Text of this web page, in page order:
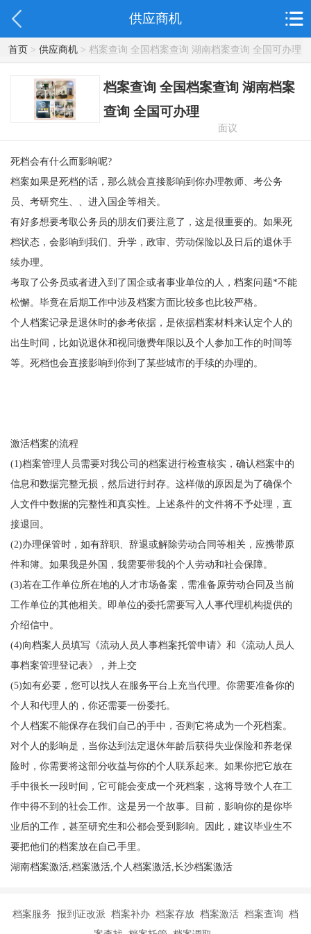
供应商机
首页> 供应商机> 档案查询 全国档案查询 湖南档案查询 全国可办理
档案查询 全国档案查询 湖南档案
查询 全国可办理
面议
死档会有什么而影响呢?
档案如果是死档的话，那么就会直接影响到你办理教师、考公务
员、考研究生、、进入国企等相关。
有好多想要考取公务员的朋友们要注意了，这是很重要的。如果死
档状态，会影响到我们、升学，政审、劳动保险以及日后的退休手
续办理。
考取了公务员或者进入到了国企或者事业单位的人，档案问题*不能
松懈。毕竟在后期工作中涉及档案方面比较多也比较严格。
个人档案记录是退休时的参考依据，是依据档案材料来认定个人的
出生时间，比如说退休和视同缴费年限以及个人参加工作的时间等
等。死档也会直接影响到你到了某些城市的手续的办理的。
激活档案的流程
(1)档案管理人员需要对我公司的档案进行检查核实，确认档案中的
信息和数据完整无损，然后进行封存。这样做的原因是为了确保个
人文件中数据的完整性和真实性。上述条件的文件将不予处理，直
接退回。
(2)办理保管时，如有辞职、辞退或解除劳动合同等相关，应携带原
件和簿。如果我是外国，我需要带我的个人劳动和社会保障。
(3)若在工作单位所在地的人才市场备案，需准备原劳动合同及当前
工作单位的其他相关。即单位的委托需要写入人事代理机构提供的
介绍信中。
(4)向档案人员填写《流动人员人事档案托管申请》和《流动人员人
事档案管理登记表》，并上交
(5)如有必要，您可以找人在服务平台上充当代理。你需要准备你的
个人和代理人的，你还需要一份委托。
个人档案不能保存在我们自己的手中，否则它将成为一个死档案。
对个人的影响是，当你达到法定退休年龄后获得失业保险和养老保
险时，你需要将这部分收益与你的个人联系起来。如果你把它放在
手中很长一段时间，它可能会变成一个死档案，这将导致个人在工
作中得不到的社会工作。这是另一个故事。目前，影响你的是你毕
业后的工作，甚至研究生和公都会受到影响。因此，建议毕业生不
要把他们的档案放在自己手里。
湖南档案激活,档案激活,个人档案激活,长沙档案激活
档案服务 报到证改派 档案补办 档案存放 档案激活 档案查询 档